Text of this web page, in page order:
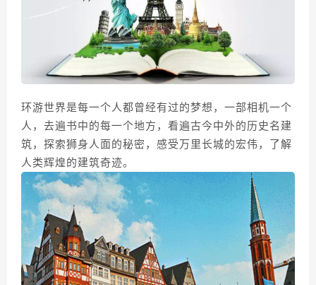
环游世界是每一个人都曾经有过的梦想，一部相机一个
人，去遍书中的每一个地方，看遍古今中外的历史名建
筑，探索狮身人面的秘密，感受万里长城的宏伟，了解
人类辉煌的建筑奇迹。